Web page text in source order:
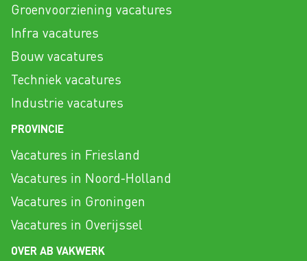
Groenvoorziening vacatures
Infra vacatures
Bouw vacatures
Techniek vacatures
Industrie vacatures
PROVINCIE
Vacatures in Friesland
Vacatures in Noord-Holland
Vacatures in Groningen
Vacatures in Overijssel
OVER AB VAKWERK